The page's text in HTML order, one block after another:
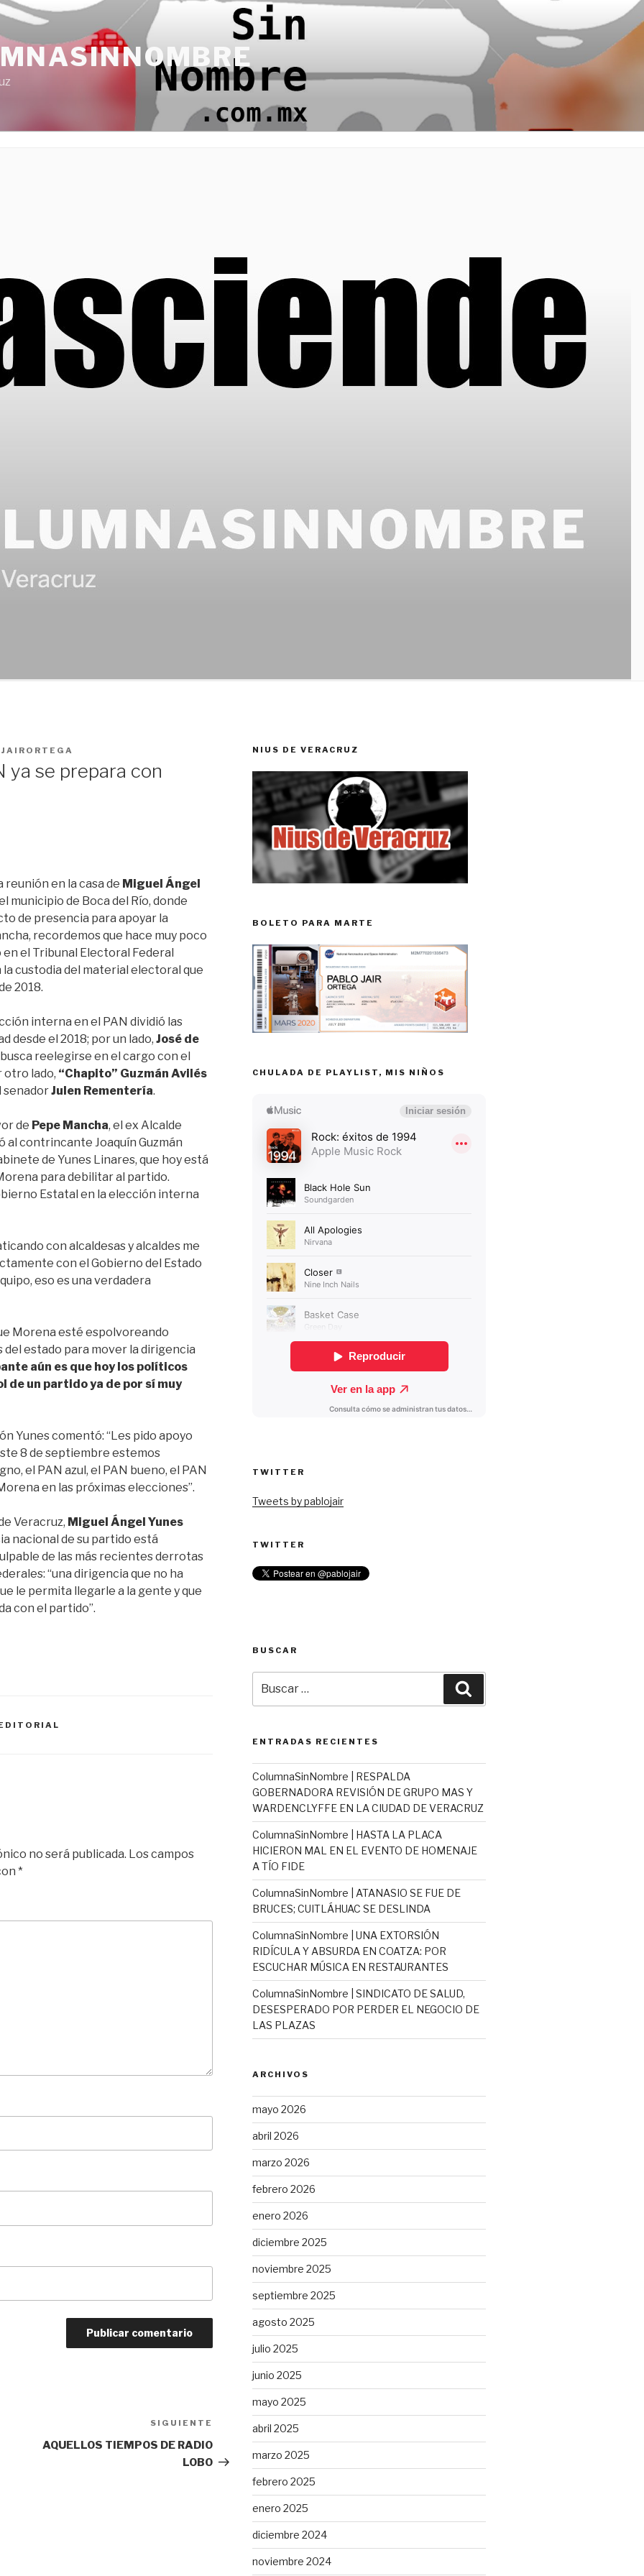
ya se prepara con
en la casa de Miguel Ángel
municipio de Boca del Río, donde
de presencia para apoyar la
recordemos que hace muy poco
el Tribunal Electoral Federal
custodia del material electoral que
2018.
interna en el PAN dividió las
desde el 2018; por un lado, José de
reelegirse en el cargo con el
otro lado, “Chapito” Guzmán Avilés
senadorJulen Rementería.
de Pepe Mancha, el ex Alcalde
al contrincante Joaquín Guzmán
de Yunes Linares, que hoy está
para debilitar al partido.
Estatal en la elección interna
con alcaldesas y alcaldes me
con el Gobierno del Estado
eso es una verdadera
Morena esté espolvoreando
estado para mover la dirigencia
aún es que hoy los políticos
de un partido ya de por sí muy
Yunes comentó: “Les pido apoyo
8 de septiembre estemos
el PAN azul, el PAN bueno, el PAN
en las próximas elecciones”.
Veracruz, Miguel Ángel Yunes
nacional de su partido está
de las más recientes derrotas
“una dirigencia que no ha
le permita llegarle a la gente y que
con el partido”.
no será publicada. Los campos
*
Siguiente
entrada
SIGUIENTE
AQUELLOS TIEMPOS DE RADIO
LOBO
NIUS DE VERACRUZ
BOLETO PARA MARTE
CHULADA DE PLAYLIST, MIS NIÑOS
TWITTER
Tweets by pablojair
TWITTER
BUSCAR
por:
ENTRADAS RECIENTES
ColumnaSinNombre | RESPALDA
GOBERNADORA REVISIÓN DE GRUPO MAS Y
WARDENCLYFFE EN LA CIUDAD DE VERACRUZ
ColumnaSinNombre | HASTA LA PLACA
HICIERON MAL EN EL EVENTO DE HOMENAJE
A TÍO FIDE
ColumnaSinNombre | ATANASIO SE FUE DE
BRUCES; CUITLÁHUAC SE DESLINDA
ColumnaSinNombre | UNA EXTORSIÓN
RIDÍCULA Y ABSURDA EN COATZA: POR
ESCUCHAR MÚSICA EN RESTAURANTES
ColumnaSinNombre | SINDICATO DE SALUD,
DESESPERADO POR PERDER EL NEGOCIO DE
LAS PLAZAS
ARCHIVOS
mayo 2026
abril 2026
marzo 2026
febrero 2026
enero 2026
diciembre 2025
noviembre 2025
septiembre 2025
agosto 2025
julio 2025
junio 2025
mayo 2025
abril 2025
marzo 2025
febrero 2025
enero 2025
diciembre 2024
noviembre 2024